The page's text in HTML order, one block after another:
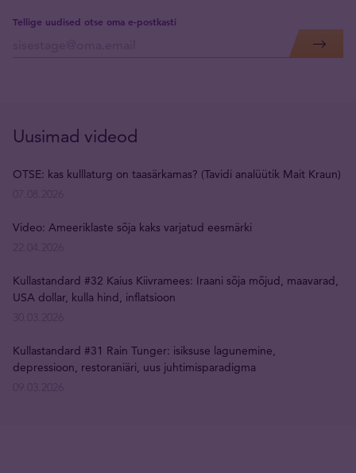
Tellige uudised otse oma e-postkasti
Uusimad videod
OTSE: kas kulllaturg on taasärkamas? (Tavidi analüütik Mait Kraun)
Video: Ameeriklaste sõja kaks varjatud eesmärki
Kullastandard #32 Kaius Kiivramees: Iraani sõja mõjud, maavarad,
USA dollar, kulla hind, inflatsioon
Kullastandard #31 Rain Tunger: isiksuse lagunemine,
depressioon, restoraniäri, uus juhtimisparadigma